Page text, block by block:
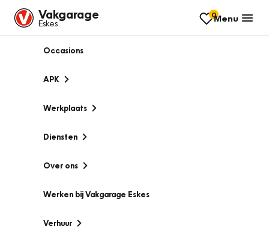
Vakgarage
Eskes
0Menu
Occasions
APK
Werkplaats
Diensten
Over ons
Werken bij Vakgarage Eskes
Verhuur